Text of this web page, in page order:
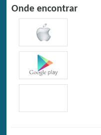
Onde encontrar